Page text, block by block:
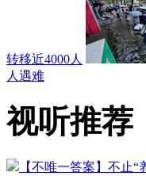
转移近4000人
人遇难
视听推荐
【不唯一答案】不止“